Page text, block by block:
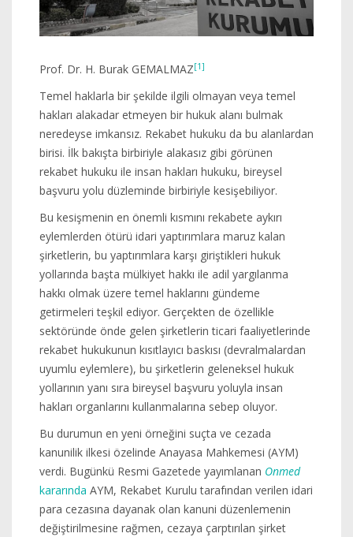
Prof. Dr. H. Burak GEMALMAZ[1]
Temel haklarla bir şekilde ilgili olmayan veya temel
hakları alakadar etmeyen bir hukuk alanı bulmak
neredeyse imkansız. Rekabet hukuku da bu alanlardan
birisi. İlk bakışta birbiriyle alakasız gibi görünen
rekabet hukuku ile insan hakları hukuku, bireysel
başvuru yolu düzleminde birbiriyle kesişebiliyor.
Bu kesişmenin en önemli kısmını rekabete aykırı
eylemlerden ötürü idari yaptırımlara maruz kalan
şirketlerin, bu yaptırımlara karşı giriştikleri hukuk
yollarında başta mülkiyet hakkı ile adil yargılanma
hakkı olmak üzere temel haklarını gündeme
getirmeleri teşkil ediyor. Gerçekten de özellikle
sektöründe önde gelen şirketlerin ticari faaliyetlerinde
rekabet hukukunun kısıtlayıcı baskısı (devralmalardan
uyumlu eylemlere), bu şirketlerin geleneksel hukuk
yollarının yanı sıra bireysel başvuru yoluyla insan
hakları organlarını kullanmalarına sebep oluyor.
Bu durumun en yeni örneğini suçta ve cezada
kanunilik ilkesi özelinde Anayasa Mahkemesi (AYM)
verdi. Bugünkü Resmi Gazetede yayımlanan Onmed
kararında AYM, Rekabet Kurulu tarafından verilen idari
para cezasına dayanak olan kanuni düzenlemenin
değiştirilmesine rağmen, cezaya çarptırılan şirket